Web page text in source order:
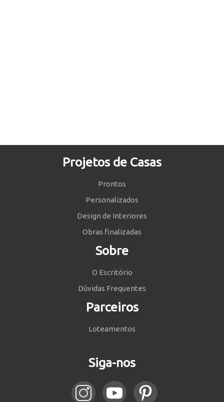
Projetos de Casas
Prontos
Personalizados
Design de Interiores
Obras finalizadas
Sobre
O Escritório
Dúvidas Frequentes
Parceiros
Loteamentos
Siga-nos